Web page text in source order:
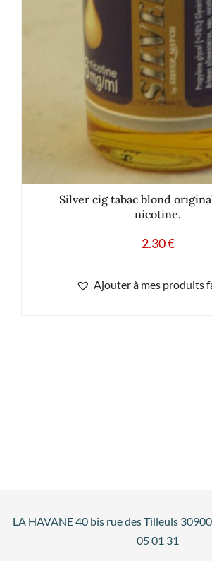
Silver cig tabac blond
nicotine.
2.30€
Ajouter à mes produits
LA HAVANE 40 bis rue des Tilleuls
05 01 31